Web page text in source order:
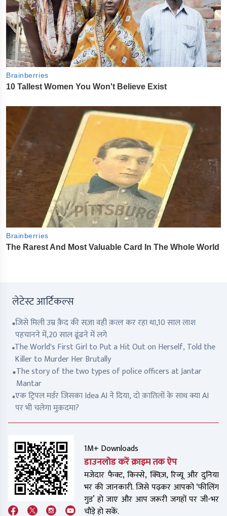
लेटेस्ट आर्टिकल्स
जिसे मिली उम्र क़ैद की सज़ा वही क़त्ल कर रहा था,10 साल लाश
पहचानने में,20 साल ढूंढने में लगे
The World's First Girl to Put a Hit Out on Herself, Told the
Killer to Murder Her Brutally
The story of the two types of police officers at Jantar
Mantar
एक ट्रिपल मर्डर जिसका Idea AI ने दिया, दो क़ातिलों के साथ क्या AI
पर भी चलेगा मुक़दमा?
1M+ Downloads
डाउनलोड करें क्राइम तक ऐप
मजेदार फैक्ट, किस्से, क्विज़, रिव्यू और दुनिया
भर की जानकारी. जिसे पढ़कर आपको ‘फीलिंग
गुड’ हो जाए और आप जरूरी जगहों पर जी-भर
चौड़े हो सकें.